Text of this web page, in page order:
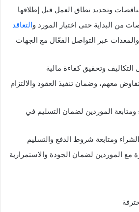
وتحديد نطاق العمل قبل إطلاقها
من البداية حتى اختيار المورد والتعاقد
عبر التواصل الفعّال مع الجهات
التكاليف وتحقيق كفاءة مالية
معهم، وضمان تنفيذ العقود والالتزام
ومتابعة الموردين لضمان التسليم في
الشراء ومتابعة شروط الدفع والتسليم
مع الموردين لضمان الجودة والاستمرارية